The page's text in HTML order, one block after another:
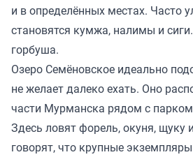
и в определённых местах. Часто
становятся кумжа, налимы и
горбуша.
Озеро Семёновское идеально
не желает далеко ехать. Оно
части Мурманска рядом с
Здесь ловят форель, окуня, щуку
говорят, что крупные